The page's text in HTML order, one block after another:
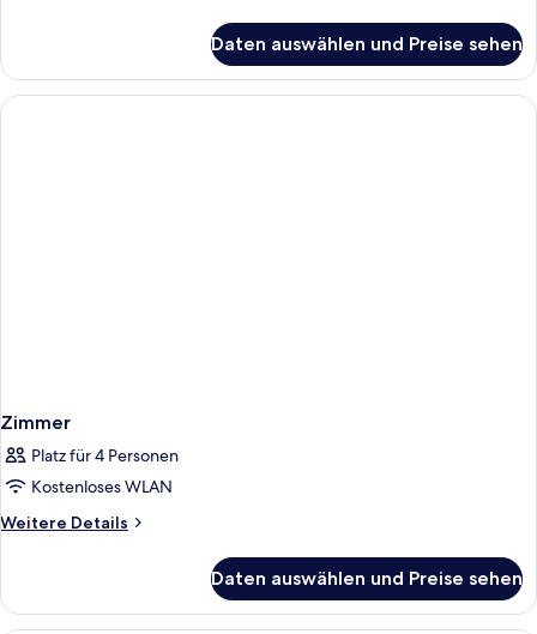
Daten auswählen und Preise sehen
Zimmer
Platz für 4 Personen
Kostenloses WLAN
Weitere Details
Weitere
Daten auswählen und Preise sehen